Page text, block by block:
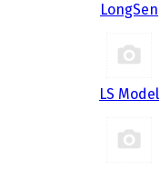
LongSen
LS Model